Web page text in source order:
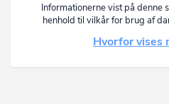
Informationerne vist på denne
henhold til vilkår for brug af
Hvorfor vises